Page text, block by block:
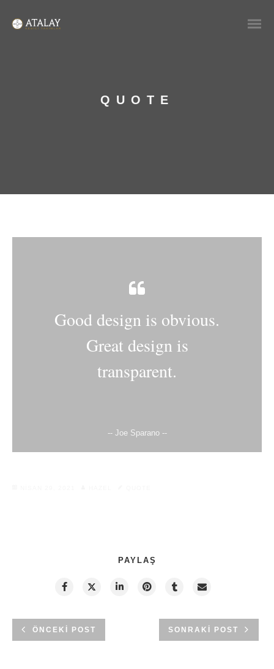
QUOTE
Good design is obvious.
Great design is
transparent.
-- Joe Sparano --
PAYLAŞ
ÖNCEKI POST SONRAKI POST